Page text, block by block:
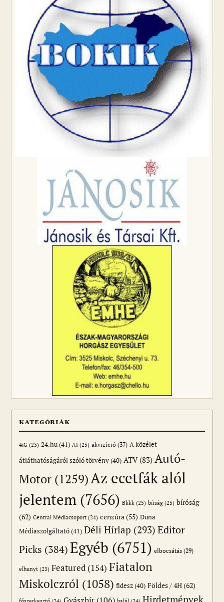
KATEGÓRIÁK
4iG (23) 24.hu(41) AI (25) akvizíció (37) A közélet
átláthatóságáról szóló törvény(40) ATV(83) Autó-
Motor (1259)Az ecetfák alól
jelentem (7656) Blikk (25) bírság (25) bíróság
(62) Central Médiacsoport (24) cenzúra(55) Duna
Médiaszolgáltató(41) Déli Hírlap (293) Editor
Picks (384)Egyéb (6751) elbocsátás (29)
elhunyt (23) Featured (154) Fiatalon
Miskolczról (1058) fidesz(40) Földes / 4H(62)
Gyászhír (106) Hirdetmények